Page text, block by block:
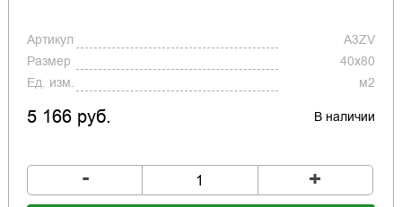
Артикул
A3ZV
Размер
40x80
Ед. изм.
м2
5 166 руб. В наличии
- +